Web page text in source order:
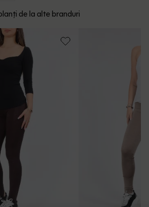
de la alte branduri